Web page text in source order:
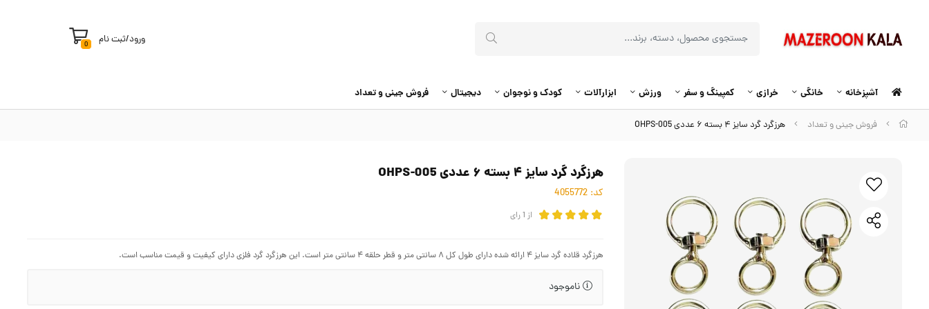
ورود/ثبت نام 0
آشپزخانه خانگی خرازی کمپینگ و سفر ورزش ابزارآلات کودک و نوجوان دیجیتال فروش جینی و تعداد
فروش جینی و تعداد هرزگرد گرد سایز ۴ بسته ۶ عددی OHPS-005
هرزگرد گرد سایز ۴ بسته ۶ عددی OHPS-005
کد:
از 1رای
هرزگرد قلاده گرد سایز ۴ ارائه شده دارای طول کل ۸ سانتی متر و قطر حلقه ۴ سانتی متر است. این هرزگرد گرد فلزی دارای کیفیت و قیمت مناسب است.
ناموجود